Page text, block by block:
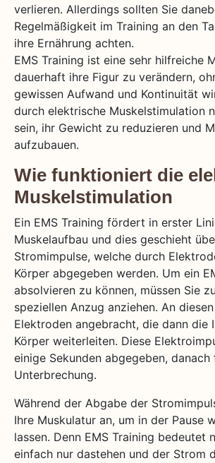
verlieren. Allerdings sollten Sie
Regelmäßigkeit im Training an den
ihre Ernährung achten.
EMS Training ist eine sehr hilfreiche
dauerhaft ihre Figur zu verändern,
gewissen Aufwand und Kontinuität
durch elektrische Muskelstimulation
sein, ihr Gewicht zu reduzieren und
aufzubauen.
Wie funktioniert die
Muskelstimulation
Ein EMS Training fördert in erster
Muskelaufbau und dies geschieht
Stromimpulse, welche durch
Körper abgegeben werden. Um ein
absolvieren zu können, müssen Sie
speziellen Anzug anziehen. An
Elektroden angebracht, die dann die
Körper weiterleiten. Diese
einige Sekunden abgegeben,
Unterbrechung.
Während der Abgabe der
Ihre Muskulatur an, um in der Pause
lassen. Denn EMS Training bedeutet
einfach nur dastehen und der Strom